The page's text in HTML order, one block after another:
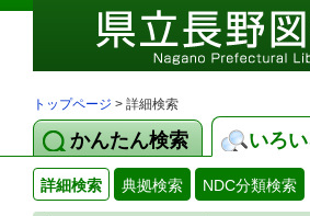
トップページ > 詳細検索
かんたん検索 いろ
詳細検索 典拠検索 NDC分類検索